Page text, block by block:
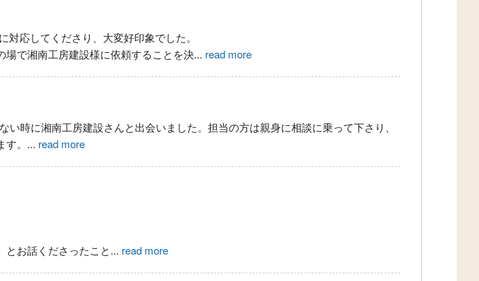
応してくださり、大変好印象でした。
で湘南工房建設様に依頼することを決... read more
時に湘南工房建設さんと出会いました。担当の方は親身に相談に乗って下さり、
。 ... read more
とお話くださったこと... read more